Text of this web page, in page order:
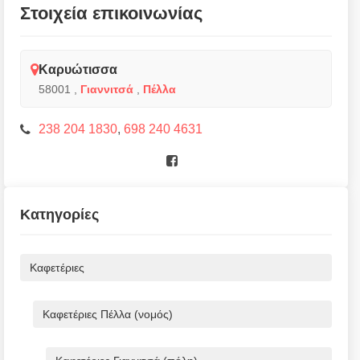
Στοιχεία επικοινωνίας
Καρυώτισσα
58001 Γιαννιτσά Πέλλα
238 204 1830, 698 240 4631
Κατηγορίες
Καφετέριες
Καφετέριες Πέλλα (νομός)